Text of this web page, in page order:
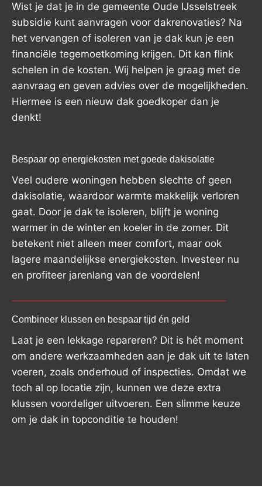
Wist je dat je in de gemeente Oude IJsselstreek
subsidie kunt aanvragen voor dakrenovaties? Na
het vervangen of isoleren van je dak kun je een
financiële tegemoetkoming krijgen. Dit kan flink
schelen in de kosten. Wij helpen je graag met de
aanvraag en geven advies over de mogelijkheden.
Hiermee is een nieuw dak goedkoper dan je
denkt!
Bespaar op energiekosten met goede dakisolatie
Veel oudere woningen hebben slechte of geen
dakisolatie, waardoor warmte makkelijk verloren
gaat. Door je dak te isoleren, blijft je woning
warmer in de winter en koeler in de zomer. Dit
betekent niet alleen meer comfort, maar ook
lagere maandelijkse energiekosten. Investeer nu
en profiteer jarenlang van de voordelen!
Combineer klussen en bespaar tijd én geld
Laat je een lekkage repareren? Dit is hét moment
om andere werkzaamheden aan je dak uit te laten
voeren, zoals onderhoud of inspecties. Omdat we
toch al op locatie zijn, kunnen we deze extra
klussen voordeliger uitvoeren. Een slimme keuze
om je dak in topconditie te houden!